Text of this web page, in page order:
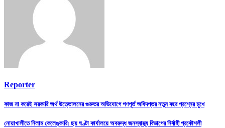
Reporter
Post
navigation
কাজ না করেই সরকারি অর্থ উত্তোলনের গুরুতর অভিযোগে গণপূর্ত অধিদপ্তর নতুন করে প্রশ্নের মুখে
নোয়াখালীতে নিলাম কেলেঙ্কারি: ছয় ঘণ্টা কার্যালয়ে অবরুদ্ধ জনস্বাস্থ্য বিভাগের নির্বাহী প্রকৌশলী